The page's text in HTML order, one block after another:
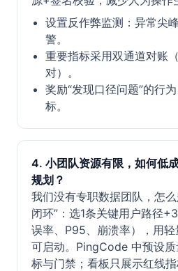
设置反作弊监测：异常尖
警。
重要指标采用双通道对账
对）。
奖励“发现口径问题”的行
标。
4. 小团队资源有限，如何低
规划？
我们没有专职数据团队，怎
闭环”：选1条关键用户路径
误率、P95、崩溃率），用
可启动。PingCode 中预设
标与门禁；看板只展示红线